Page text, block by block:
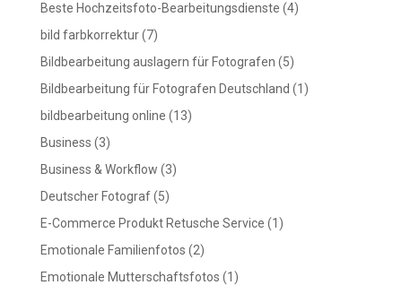
Beste Hochzeitsfoto-Bearbeitungsdienste (4)
bild farbkorrektur(7)
Bildbearbeitung auslagern für Fotografen (5)
Bildbearbeitung für Fotografen Deutschland (1)
bildbearbeitung online (13)
Business (3)
Business & Workflow (3)
Deutscher Fotograf(5)
E-Commerce Produkt Retusche Service (1)
Emotionale Familienfotos (2)
Emotionale Mutterschaftsfotos (1)